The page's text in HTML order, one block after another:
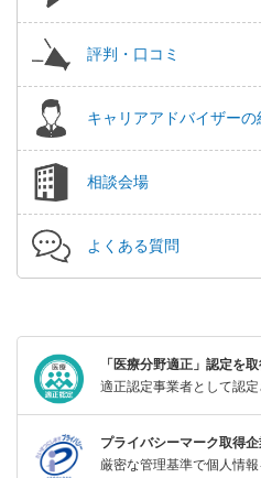
評判・口コミ
キャリアアドバイザーの
相談会場
よくある質問
「医療分野適正」認定を
適正認定事業者として認定
プライバシーマーク取得
厳密な管理基準で個人情報